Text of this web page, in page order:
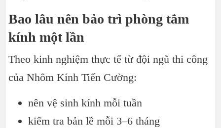
Bao lâu nên bảo trì phòng tắm
kính một lần
Theo kinh nghiệm thực tế từ đội ngũ thi công
của Nhôm Kính Tiến Cường:
nên vệ sinh kính mỗi tuần
kiểm tra bản lề mỗi 3–6 tháng